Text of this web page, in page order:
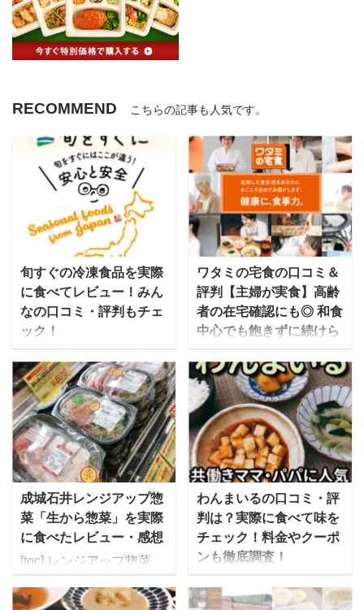
RECOMMEND こちらの記事も人気です。
旬すぐの冷凍食品を実際
に食べてレビュー！みん
なの口コミ・評判もチェ
ック！
会社ファンデリーが運営
する宅配食で旬の食材を
すぐに届けることから
「旬すぐ」とも呼ばれて
います。 信頼の置ける生
産者が作る食材を使い、
食品添加物を使用せずに
調理した冷凍食品を宅配
ですぐに届けてくれるサ
使用して作られる料理
ワタミの宅食の口コミ＆
評判【主婦が実食】高齢
者の在宅確認にも◎ 和食
中心でも飽きずに続けら
れる味なのか？
テレビCMでもお馴染み
のワタミの宅食は、介護
事業大手のワタミが届け
る、高齢者＆シニア向け
の宅配弁当サービスで
す。 この記事では、ワタ
ミの宅食の口コミ・評判
や、コース別の料金、メ
ニューについてわかりや
すく紹介します。みんな
に食べた感想もお伝えし
成城石井レンジアップ惣
菜「生から惣菜」を実際
に食べたレビュー・感想
[toc] レンジアップ惣菜
を求めて成城石井の店舗
わんまいるの口コミ・評
判は？実際に食べて味を
チェック！料金やクーポ
ンも徹底調査！
は、合成保存料無添加の